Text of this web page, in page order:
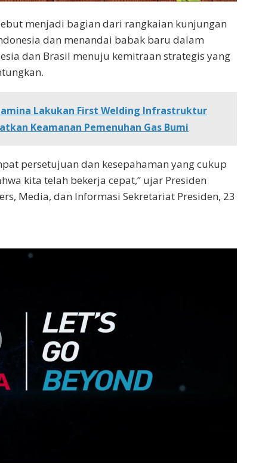
menjadi bagian dari rangkaian kunjungan
dan menandai babak baru dalam
dan Brasil menuju kemitraan strategis yang
Lakukan First Welding Infrastruktur
Keamanan Pemenuhan Gas Bumi
persetujuan dan kesepahaman yang cukup
kita telah bekerja cepat,” ujar Presiden
Media, dan Informasi Sekretariat Presiden, 23